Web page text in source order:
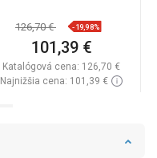
126,70 € -19,98%
101,39 €
Katalógová cena: 126,70 €
Najnižšia cena: 101,39 €